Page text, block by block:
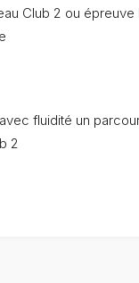
Club 2 ou épreuve
fluidité un
2